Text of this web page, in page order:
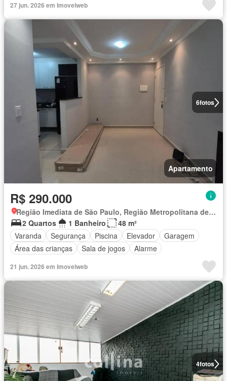
27 jun. 2026 em Imovelweb
6fotos
Apartamento
R$ 290.000
Região Imediata de São Paulo, Região Metropolitana de São Paulo
2 Quartos
1 Banheiro
48 m²
Varanda
Segurança Piscina Elevador
Garagem
Área das crianças
Sala de jogos Alarme
21 jun. 2026 em Imovelweb
4fotos